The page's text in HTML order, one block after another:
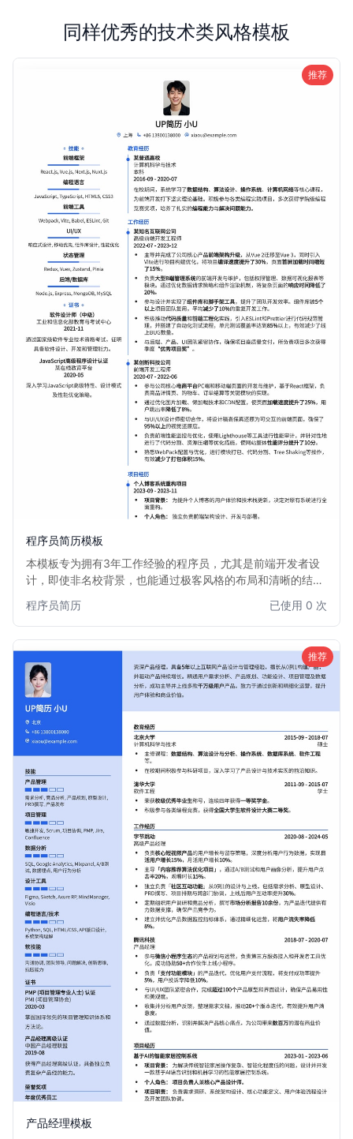
同样优秀的技术类风格模板
推荐
程序员简历模板
本模板专为拥有3年工作经验的程序员，尤其是前端开发者设
计，即使非名校背景，也能通过极客风格的布局和清晰的结
助候选人快速吸引招聘官眼球，提升面试机会。
程序员简历 已使用 0 次
推荐
产品经理模板